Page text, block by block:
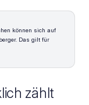
können sich auf
Das gilt für
zählt